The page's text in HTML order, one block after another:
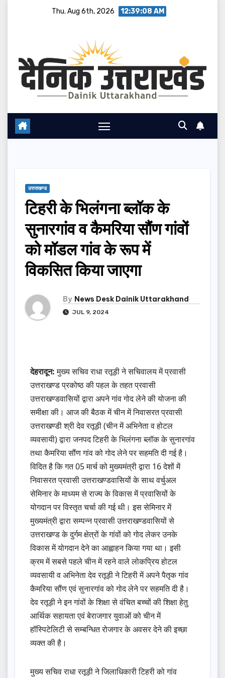
Thu. Aug 6th, 2026 12:39:09 AM
उत्तराखण्ड
टिहरी के भिलंगना ब्लॉक के
सुनारगांव व कैमरिया सौंण गांवों
को मॉडल गांव के रूप में
विकसित किया जाएगा
By News Desk Dainik Uttarakhand
JUL 9, 2024
देहरादून:मुख्य सचिव राधा रतूड़ी ने सचिवालय में प्रवासी
उत्तराखण्ड प्रकोष्ठ की पहल के तहत प्रवासी
उत्तराखण्डवासियों द्वारा अपने गांव गोद लेने की योजना की
समीक्षा की। आज की बैठक में चीन में निवासरत प्रवासी
उत्तराखण्डी श्री देव रतूड़ी (चीन में अभिनेता व होटल
व्यवसायी) द्वारा जनपद टिहरी के भिलंगना ब्लॉक के सुनारगांव
तथा कैमरिया सौंण गांव को गोद लेने पर सहमति दी गई है।
विदित है कि गत 05 मार्च को मुख्यमंत्री द्वारा 16 देशों में
निवासरत प्रवासी उत्तराखण्डवासियों के साथ वर्चुअल
सेमिनार के माध्यम से राज्य के विकास में प्रवासियों के
योगदान पर विस्तृत चर्चा की गई थी। इस सेमिनार में
मुख्यमंत्री द्वारा सम्पन्न प्रवासी उत्तराखण्डवासियों से
उत्तराखण्ड के दुर्गम क्षेत्रों के गांवों को गोद लेकर उनके
विकास में योगदान देने का आह्वाहन किया गया था। इसी
क्रम में सबसे पहले चीन में रहने वाले लोकप्रिय होटल
व्यवसायी व अभिनेता देव रतूड़ी ने टिहरी में अपने पैतृक गांव
कैमरिया सौंण एवं सुनारगांव को गोद लेने पर सहमति दी है।
देव रतूड़ी ने इन गांवों के शिक्षा से वंचित बच्चों की शिक्षा हेतु
आर्थिक सहायता एवं बेराजगार युवाओं को चीन में
हॉस्पिटेलिटी से सम्बन्धित रोजगार के अवसर देने की इच्छा
व्यक्त की है।
मुख्य सचिव राधा रतूड़ी ने जिलाधिकारी टिहरी को गांव